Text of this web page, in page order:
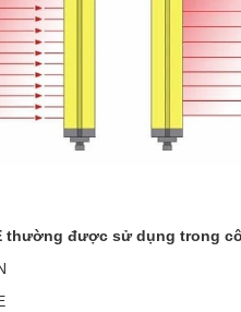
thường được sử dụng trong